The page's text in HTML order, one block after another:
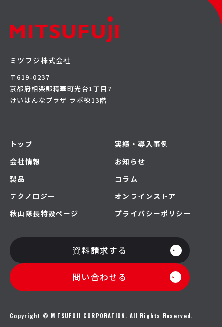
ミツフジ株式会社
〒619-0237
京都府相楽郡精華町光台1丁目7
けいはんなプラザ ラボ棟13階
トップ
会社情報
製品
テクノロジー
秋山隊長特設ページ
実績・導入事例
お知らせ
コラム
オンラインストア
プライバシーポリシー
資料請求する
問い合わせる
Copyright © MITSUFUJI CORPORATION. All Rights Reserved.